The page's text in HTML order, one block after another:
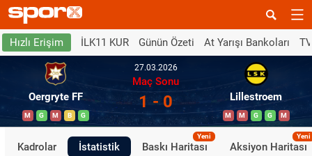
Hızlı Erişim İLK11 KUR Günün Özeti At Yarışı Bankoları
Oergryte FF
M G M B G
27.03.2026
Maç Sonu
1 - 0 Lillestroem
M M G G M
Kadrolar İstatistik Baskı Haritası
Yeni
Aksiyon Haritası
Yeni